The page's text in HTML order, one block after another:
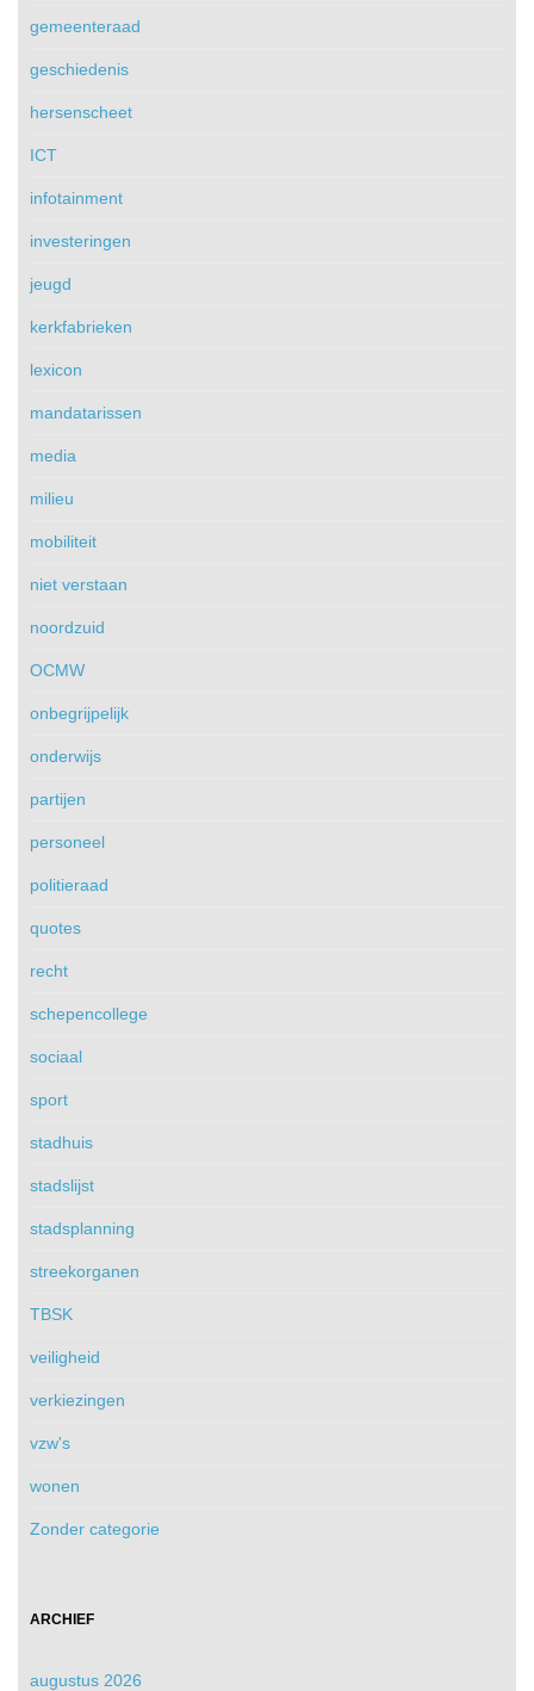
gemeenteraad
geschiedenis
hersenscheet
ICT
infotainment
investeringen
jeugd
kerkfabrieken
lexicon
mandatarissen
media
milieu
mobiliteit
niet verstaan
noordzuid
OCMW
onbegrijpelijk
onderwijs
partijen
personeel
politieraad
quotes
recht
schepencollege
sociaal
sport
stadhuis
stadslijst
stadsplanning
streekorganen
TBSK
veiligheid
verkiezingen
vzw's
wonen
Zonder categorie
ARCHIEF
augustus 2026